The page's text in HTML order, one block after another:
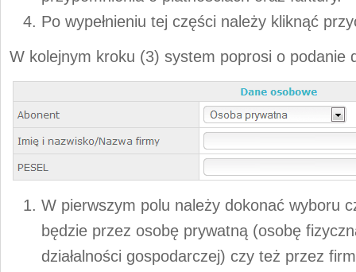
Po wypełnieniu tej części należy kliknąć
W kolejnym kroku (3) system poprosi o podanie
W pierwszym polu należy dokonać wyboru
będzie przez osobę prywatną (osobę
działalności gospodarczej) czy też przez